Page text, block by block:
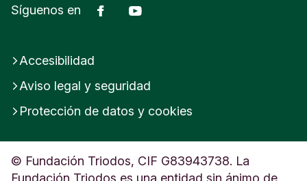
Síguenos en Facebook
Accesibilidad
Aviso legal y seguridad
Protección de datos y cookies
© Fundación Triodos, CIF G83943738. La